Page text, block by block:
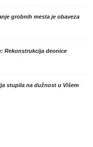
grobnih mesta je obaveza
Rekonstrukcija deonice
stupila na dužnost u Višem